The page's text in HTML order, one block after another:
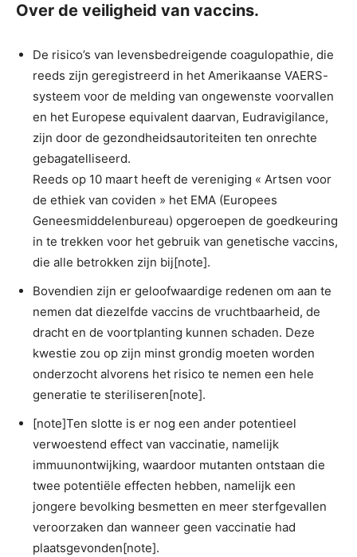
Over de veiligheid van vaccins.
De risico’s van levensbedreigende coagulopathie, die
reeds zijn geregistreerd in het Amerikaanse VAERS-
systeem voor de melding van ongewenste voorvallen
en het Europese equivalent daarvan, Eudravigilance,
zijn door de gezondheidsautoriteiten ten onrechte
gebagatelliseerd.
Reeds op 10 maart heeft de vereniging « Artsen voor
de ethiek van coviden » het EMA (Europees
Geneesmiddelenbureau) opgeroepen de goedkeuring
in te trekken voor het gebruik van genetische vaccins,
die alle betrokken zijn bij[note].
Bovendien zijn er geloofwaardige redenen om aan te
nemen dat diezelfde vaccins de vruchtbaarheid, de
dracht en de voortplanting kunnen schaden. Deze
kwestie zou op zijn minst grondig moeten worden
onderzocht alvorens het risico te nemen een hele
generatie te steriliseren[note].
[note]Ten slotte is er nog een ander potentieel
verwoestend effect van vaccinatie, namelijk
immuunontwijking, waardoor mutanten ontstaan die
twee potentiële effecten hebben, namelijk een
jongere bevolking besmetten en meer sterfgevallen
veroorzaken dan wanneer geen vaccinatie had
plaatsgevonden[note].